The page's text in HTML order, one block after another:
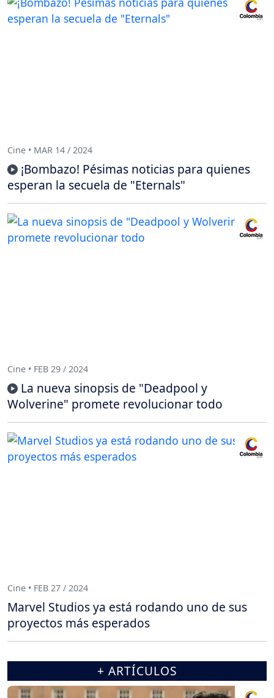
Cine • MAR 14 / 2024
¡Bombazo! Pésimas noticias para quienes
esperan la secuela de "Eternals"
Cine • FEB 29 / 2024
La nueva sinopsis de "Deadpool y
Wolverine" promete revolucionar todo
Cine • FEB 27 / 2024
Marvel Studios ya está rodando uno de sus
proyectos más esperados
+ ARTÍCULOS